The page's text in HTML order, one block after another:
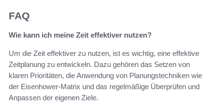
FAQ
Wie kann ich meine Zeit effektiver nutzen?
Um die Zeit effektiver zu nutzen, ist es wichtig, eine effektive
Zeitplanung zu entwickeln. Dazu gehören das Setzen von
klaren Prioritäten, die Anwendung von Planungstechniken wie
der Eisenhower-Matrix und das regelmäßige Überprüfen und
Anpassen der eigenen Ziele.